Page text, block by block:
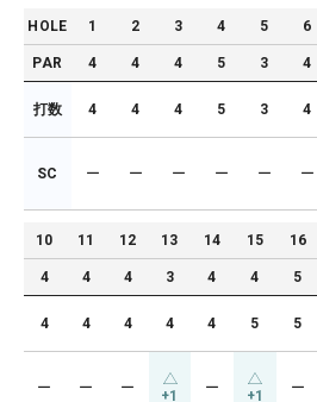
HOLE 1 2 3 4 5 6
PAR 4 4 4 5 3 4
打数 4 4 4 5 3 4
SC ー ー ー ー ー ー
10 11 12 13 14 15 16
4 4 4 3 4 4 5
4 4 4 4 4 5 5
ー ー ー +1 ー +1 ー